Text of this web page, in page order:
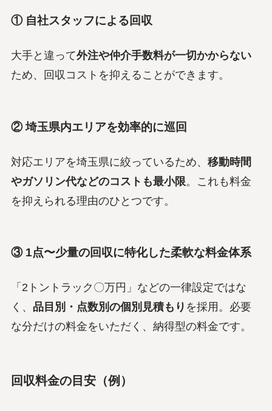
① 自社スタッフによる回収
大手と違って外注や仲介手数料が一切かからない
ため、回収コストを抑えることができます。
② 埼玉県内エリアを効率的に巡回
対応エリアを埼玉県に絞っているため、 移動時間
やガソリン代などのコストも最小限。これも料金
を抑えられる理由のひとつです。
③ 1点〜少量の回収に特化した柔軟な料金体系
「2トントラック〇万円」などの一律設定ではな
く、 品目別・点数別の個別見積もり を採用。必要
な分だけの料金をいただく、納得型の料金です。
回収料金の目安（例）